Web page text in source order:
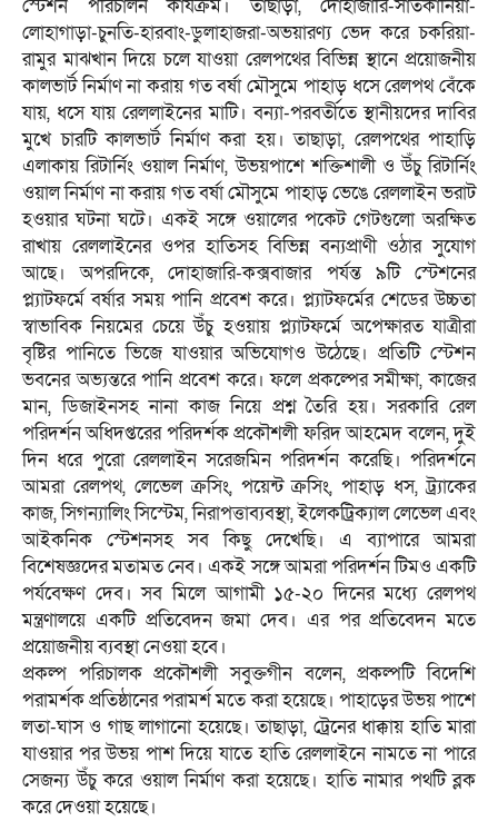
স্টেশন পরিচালন কার্যক্রম। তাছাড়া, দোহাজারি-সাতকানিয়া-
লোহাগাড়া-চুনতি-হারবাং-ডুলাহাজরা-অভয়ারণ্য ভেদ করে চকরিয়া-
রামুর মাঝখান দিয়ে চলে যাওয়া রেলপথের বিভিন্ন স্থানে প্রয়োজনীয়
কালভার্ট নির্মাণ না করায় গত বর্ষা মৌসুমে পাহাড় ধসে রেলপথ বেঁকে
যায়, ধসে যায় রেললাইনের মাটি। বন্যা-পরবর্তীতে স্থানীয়দের দাবির
মুখে চারটি কালভার্ট নির্মাণ করা হয়। তাছাড়া, রেলপথের পাহাড়ি
এলাকায় রিটার্নিং ওয়াল নির্মাণ, উভয়পাশে শক্তিশালী ও উঁচু রিটার্নিং
ওয়াল নির্মাণ না করায় গত বর্ষা মৌসুমে পাহাড় ভেঙে রেললাইন ভরাট
হওয়ার ঘটনা ঘটে। একই সঙ্গে ওয়ালের পকেট গেটগুলো অরক্ষিত
রাখায় রেললাইনের ওপর হাতিসহ বিভিন্ন বন্যপ্রাণী ওঠার সুযোগ
আছে। অপরদিকে, দোহাজারি-কক্সবাজার পর্যন্ত ৯টি স্টেশনের
প্ল্যাটফর্মে বর্ষার সময় পানি প্রবেশ করে। প্ল্যাটফর্মের শেডের উচ্চতা
স্বাভাবিক নিয়মের চেয়ে উঁচু হওয়ায় প্ল্যাটফর্মে অপেক্ষারত যাত্রীরা
বৃষ্টির পানিতে ভিজে যাওয়ার অভিযোগও উঠেছে। প্রতিটি স্টেশন
ভবনের অভ্যন্তরে পানি প্রবেশ করে। ফলে প্রকল্পের সমীক্ষা, কাজের
মান, ডিজাইনসহ নানা কাজ নিয়ে প্রশ্ন তৈরি হয়। সরকারি রেল
পরিদর্শন অধিদপ্তরের পরিদর্শক প্রকৌশলী ফরিদ আহমেদ বলেন, দুই
দিন ধরে পুরো রেললাইন সরেজমিন পরিদর্শন করেছি। পরিদর্শনে
আমরা রেলপথ, লেভেল ক্রসিং, পয়েন্ট ক্রসিং, পাহাড় ধস, ট্র্যাকের
কাজ, সিগন্যালিং সিস্টেম, নিরাপত্তাব্যবস্থা, ইলেকট্রিক্যাল লেভেল এবং
আইকনিক স্টেশনসহ সব কিছু দেখেছি। এ ব্যাপারে আমরা
বিশেষজ্ঞদের মতামত নেব। একই সঙ্গে আমরা পরিদর্শন টিমও একটি
পর্যবেক্ষণ দেব। সব মিলে আগামী ১৫-২০ দিনের মধ্যে রেলপথ
মন্ত্রণালয়ে একটি প্রতিবেদন জমা দেব। এর পর প্রতিবেদন মতে
প্রয়োজনীয় ব্যবস্থা নেওয়া হবে।
প্রকল্প পরিচালক প্রকৌশলী সবুক্তগীন বলেন, প্রকল্পটি বিদেশি
পরামর্শক প্রতিষ্ঠানের পরামর্শ মতে করা হয়েছে। পাহাড়ের উভয় পাশে
লতা-ঘাস ও গাছ লাগানো হয়েছে। তাছাড়া, ট্রেনের ধাক্কায় হাতি মারা
যাওয়ার পর উভয় পাশ দিয়ে যাতে হাতি রেললাইনে নামতে না পারে
সেজন্য উঁচু করে ওয়াল নির্মাণ করা হয়েছে। হাতি নামার পথটি ব্লক
করে দেওয়া হয়েছে।